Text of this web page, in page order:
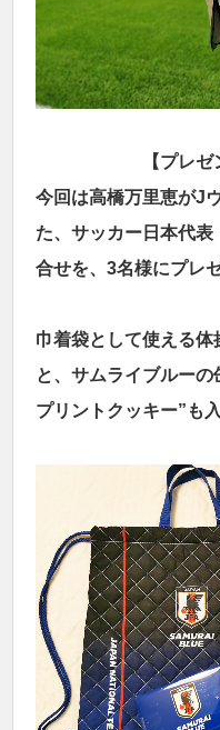
【プレ
今回は高橋万里恵がJ
た、サッカー日本代
合せを、3名様にプレ
巾着袋として使える
と、サムライブルー
プリントクッキー”も